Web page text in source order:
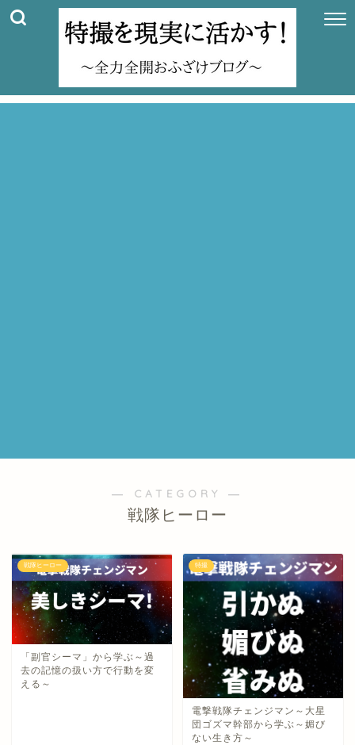
― CATEGORY ―
戦隊ヒーロー
戦隊ヒーロー
「副官シーマ」から学ぶ～過
去の記憶の扱い方で行動を変
える～
特撮
電撃戦隊チェンジマン～大星
団ゴズマ幹部から学ぶ～媚び
ない生き方～